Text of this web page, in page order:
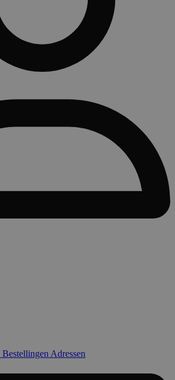
Bestellingen Adressen